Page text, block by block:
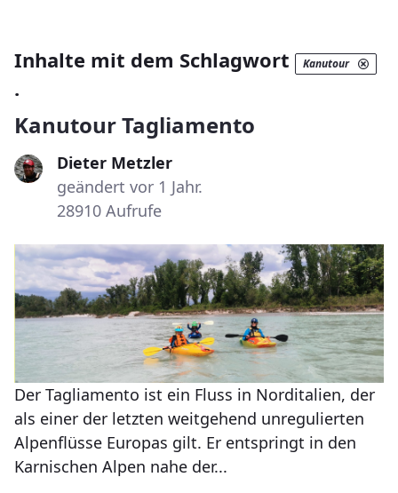
Inhalte mit dem Schlagwort Kanutour
.
Kanutour Tagliamento
Dieter Metzler
geändert vor 1 Jahr.
28910 Aufrufe
Der Tagliamento ist ein Fluss in Norditalien, der
als einer der letzten weitgehend unregulierten
Alpenflüsse Europas gilt. Er entspringt in den
Karnischen Alpen nahe der...